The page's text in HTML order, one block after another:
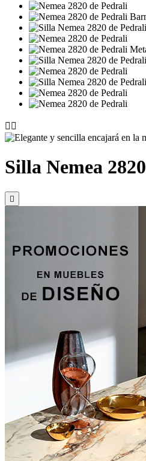
 
Silla Nemea 2820
